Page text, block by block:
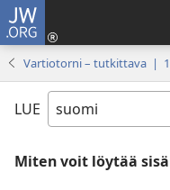
JW.ORG
Vartiotorni – tutkittava |
LUE
Miten voit löytää